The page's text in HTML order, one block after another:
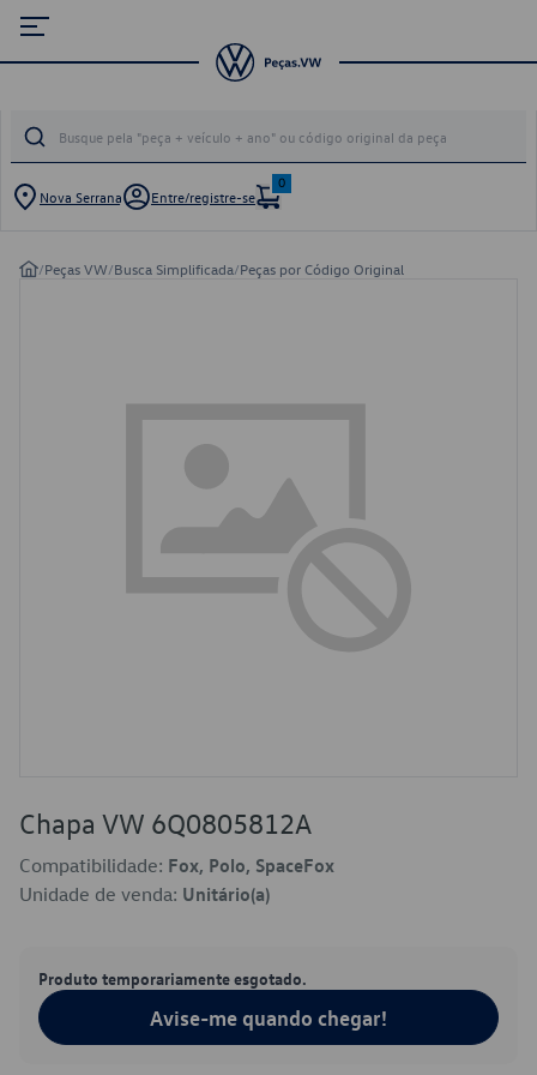
Nova Serrana Entre/registre-se
0
/Peças VW/Busca Simplificada/Peças por Código Original
Chapa VW 6Q0805812A
Compatibilidade: Fox, Polo, SpaceFox
Unidade de venda: Unitário(a)
Produto temporariamente esgotado.
Avise-me quando chegar!